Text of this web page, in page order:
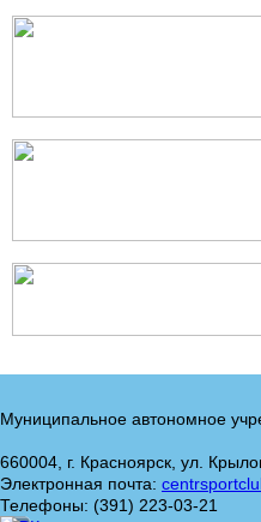
Муниципальное автономное
660004, г. Красноярск, ул.
Электронная почта:
Телефоны: (391) 223-03-21